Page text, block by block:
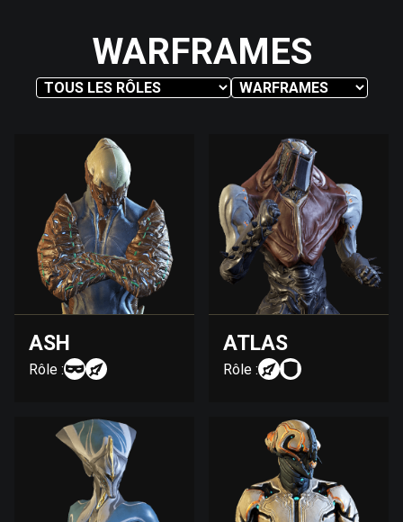
WARFRAMES
ASH
Rôle :
ATLAS
Rôle :